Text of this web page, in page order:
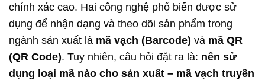
chính xác cao. Hai công nghệ phổ biến được sử
dụng để nhận dạng và theo dõi sản phẩm trong
ngành sản xuất là mã vạch (Barcode) và mã QR
(QR Code). Tuy nhiên, câu hỏi đặt ra là: nên sử
dụng loại mã nào cho sản xuất – mã vạch truyền